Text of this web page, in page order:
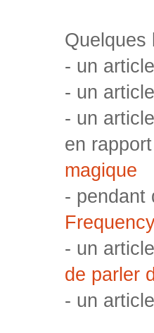
Quelques
- un
- un
- un
en
magique
- pendant
- un
de parler
- un